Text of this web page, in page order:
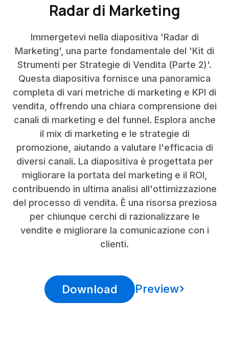
Radar di Marketing
Immergetevi nella diapositiva 'Radar di
Marketing', una parte fondamentale del 'Kit di
Strumenti per Strategie di Vendita (Parte 2)'.
Questa diapositiva fornisce una panoramica
completa di vari metriche di marketing e KPI di
vendita, offrendo una chiara comprensione dei
canali di marketing e del funnel. Esplora anche
il mix di marketing e le strategie di
promozione, aiutando a valutare l'efficacia di
diversi canali. La diapositiva è progettata per
migliorare la portata del marketing e il ROI,
contribuendo in ultima analisi all'ottimizzazione
del processo di vendita. È una risorsa preziosa
per chiunque cerchi di razionalizzare le
vendite e migliorare la comunicazione con i
clienti.
Download Preview